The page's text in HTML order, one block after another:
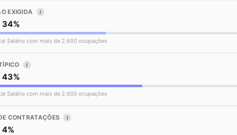
EXIGIDA I
34%
Salário com mais de 2.600 ocupações
I
43%
Salário com mais de 2.600 ocupações
CONTRATAÇÕES I